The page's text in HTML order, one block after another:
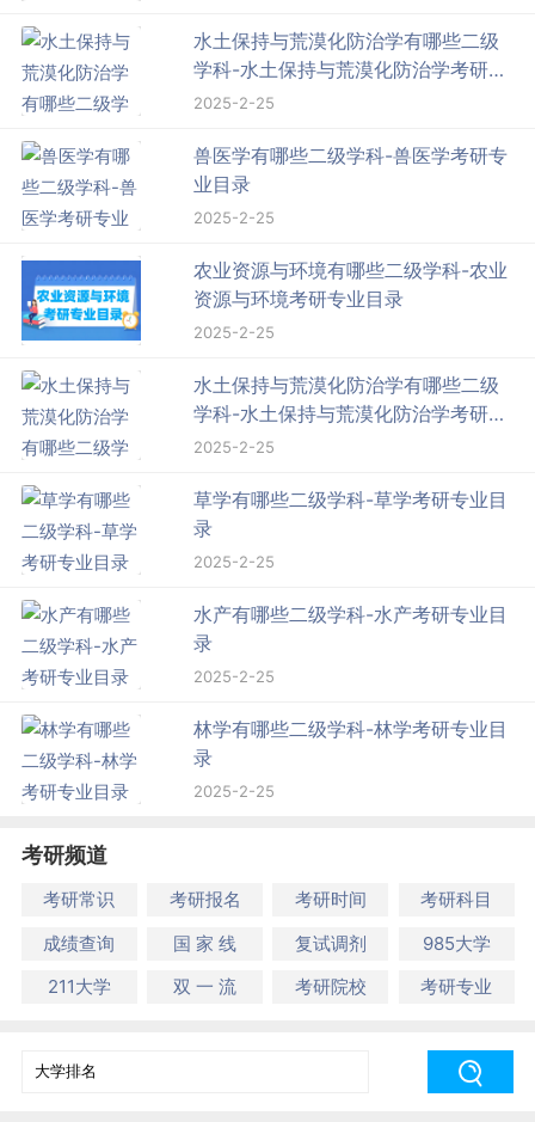
水土保持与荒漠化防治学有哪些二级
学科-水土保持与荒漠化防治学考研专
业目录
2025-2-25
兽医学有哪些二级学科-兽医学考研专
业目录
2025-2-25
农业资源与环境有哪些二级学科-农业
资源与环境考研专业目录
2025-2-25
水土保持与荒漠化防治学有哪些二级
学科-水土保持与荒漠化防治学考研专
业目录
2025-2-25
草学有哪些二级学科-草学考研专业目
录
2025-2-25
水产有哪些二级学科-水产考研专业目
录
2025-2-25
林学有哪些二级学科-林学考研专业目
录
2025-2-25
考研频道
考研常识 考研报名 考研时间
考研科目
成绩查询
国 家 线 复试调剂
985大学
211大学
双 一 流 考研院校 考研专业